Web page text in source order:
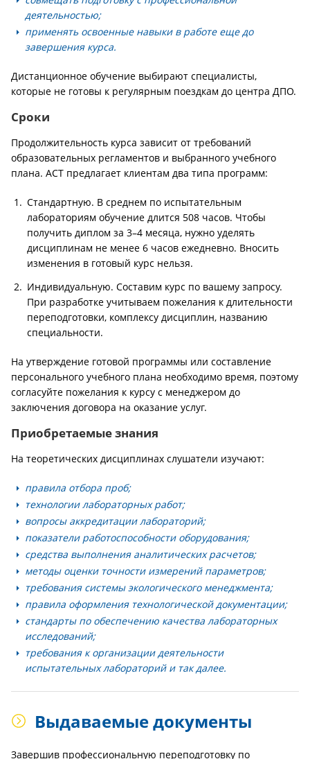
деятельностью;
применять освоенные навыки в работе еще до
завершения курса.
Дистанционное обучение выбирают специалисты,
которые не готовы к регулярным поездкам до центра ДПО.
Сроки
Продолжительность курса зависит от требований
образовательных регламентов и выбранного учебного
плана. АСТ предлагает клиентам два типа программ:
Стандартную. В среднем по испытательным
лабораториям обучение длится 508 часов. Чтобы
получить диплом за 3–4 месяца, нужно уделять
дисциплинам не менее 6 часов ежедневно. Вносить
изменения в готовый курс нельзя.
Индивидуальную. Составим курс по вашему запросу.
При разработке учитываем пожелания к длительности
переподготовки, комплексу дисциплин, названию
специальности.
На утверждение готовой программы или составление
персонального учебного плана необходимо время, поэтому
согласуйте пожелания к курсу с менеджером до
заключения договора на оказание услуг.
Приобретаемые знания
На теоретических дисциплинах слушатели изучают:
правила отбора проб;
технологии лабораторных работ;
вопросы аккредитации лабораторий;
показатели работоспособности оборудования;
средства выполнения аналитических расчетов;
методы оценки точности измерений параметров;
требования системы экологического менеджмента;
правила оформления технологической документации;
стандарты по обеспечению качества лабораторных
исследований;
требования к организации деятельности
испытательных лабораторий и так далее.
Выдаваемые документы
Завершив профессиональную переподготовку по